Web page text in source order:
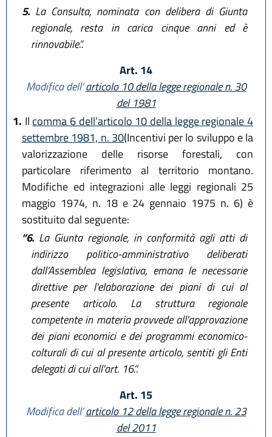
5.La Consulta, nominata con delibera di Giunta
regionale, resta in carica cinque anni ed è
rinnovabile.”.
Art. 14
Modifica dell’articolo 10 della legge regionale n. 30
del 1981
1. Il comma 6 dell’articolo 10 della legge regionale 4
settembre 1981, n. 30(Incentivi per lo sviluppo e la
valorizzazione delle risorse forestali, con
particolare riferimento al territorio montano.
Modifiche ed integrazioni alle leggi regionali 25
maggio 1974, n. 18 e 24 gennaio 1975 n. 6) è
sostituito dal seguente:
“6.La Giunta regionale, in conformità agli atti di
indirizzo politico-amministrativo deliberati
dall’Assemblea legislativa, emana le necessarie
direttive per l'elaborazione dei piani di cui al
presente articolo. La struttura regionale
competente in materia provvede all'approvazione
dei piani economici e dei programmi economico-
colturali di cui al presente articolo, sentiti gli Enti
delegati di cui all'art. 16.”.
Art. 15
Modifica dell’articolo 12 della legge regionale n. 23
del 2011